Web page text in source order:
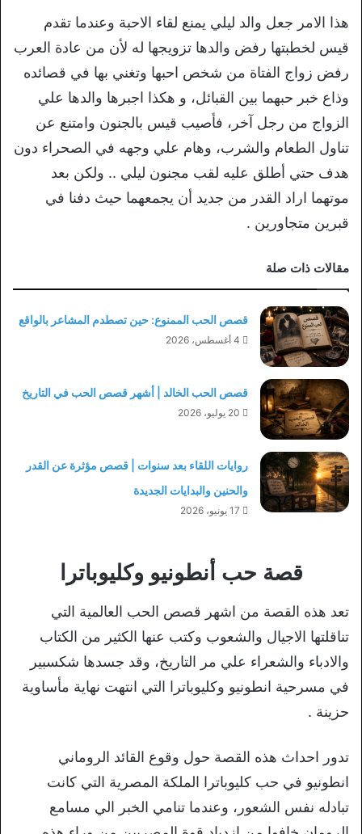
هذا الامر جعل والد ليلي يمنع لقاء الاحبة وعندما تقدم
قيس لخطبتها رفض والدها تزويجها له لأن من عادة العرب
رفض زواج الفتاة من شخص احبها وتغني بها في قصائده
وذاع خبر حبهما بين القبائل، و هكذا اجبرها والدها علي
الزواج من رجل آخر، فأصيب قيس بالجنون وامتنع عن
تناول الطعام والشرب، وهام علي وجهه في الصحراء دون
هدف حتي أطلق عليه لقب مجنون ليلي .. ولكن بعد
موتهما اراد القدر من جديد أن يجمعهما حيث دفنا في
قبرين متجاورين .
مقالات ذات صلة
قصص الحب الممنوع: حين تصطدم المشاعر بالواقع
4 أغسطس، 2026
قصص الحب الخالد | أشهر قصص الحب في التاريخ
20 يوليو، 2026
روايات اللقاء بعد سنوات | قصص مؤثرة عن القدر
والحنين والبدايات الجديدة
17 يونيو، 2026
قصة حب أنطونيو وكليوباترا
تعد هذه القصة من اشهر قصص الحب العالمية التي
تناقلتها الاجيال والشعوب وكتب عنها الكثير من الكتاب
والادباء والشعراء علي مر التاريخ، وقد جسدها شكسبير
في مسرحية انطونيو وكليوباترا التي انتهت نهاية مأساوية
حزينة .
تدور احداث هذه القصة حول وقوع القائد الروماني
انطونيو في حب كليوباترا الملكة المصرية التي كانت
تبادله نفس الشعور، وعندما تنامي الخبر الي مسامع